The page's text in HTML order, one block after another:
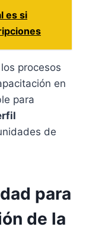
es si
procesos
en
para
de
para
de la